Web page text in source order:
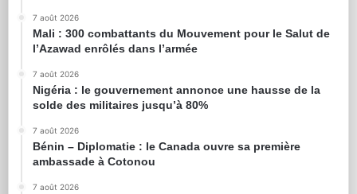
7 août 2026
Mali : 300 combattants du Mouvement pour le Salut de
l’Azawad enrôlés dans l’armée
7 août 2026
Nigéria : le gouvernement annonce une hausse de la
solde des militaires jusqu’à 80%
7 août 2026
Bénin – Diplomatie : le Canada ouvre sa première
ambassade à Cotonou
7 août 2026